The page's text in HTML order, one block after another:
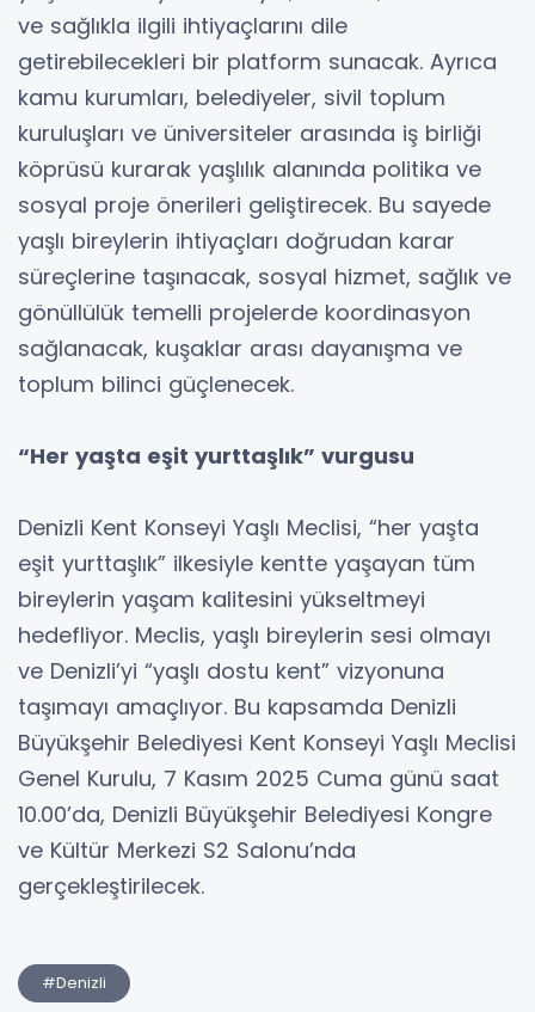
ve sağlıkla ilgili ihtiyaçlarını dile
getirebilecekleri bir platform sunacak. Ayrıca
kamu kurumları, belediyeler, sivil toplum
kuruluşları ve üniversiteler arasında iş birliği
köprüsü kurarak yaşlılık alanında politika ve
sosyal proje önerileri geliştirecek. Bu sayede
yaşlı bireylerin ihtiyaçları doğrudan karar
süreçlerine taşınacak, sosyal hizmet, sağlık ve
gönüllülük temelli projelerde koordinasyon
sağlanacak, kuşaklar arası dayanışma ve
toplum bilinci güçlenecek.
“Her yaşta eşit yurttaşlık” vurgusu
Denizli Kent Konseyi Yaşlı Meclisi, “her yaşta
eşit yurttaşlık” ilkesiyle kentte yaşayan tüm
bireylerin yaşam kalitesini yükseltmeyi
hedefliyor. Meclis, yaşlı bireylerin sesi olmayı
ve Denizli’yi “yaşlı dostu kent” vizyonuna
taşımayı amaçlıyor. Bu kapsamda Denizli
Büyükşehir Belediyesi Kent Konseyi Yaşlı Meclisi
Genel Kurulu, 7 Kasım 2025 Cuma günü saat
10.00’da, Denizli Büyükşehir Belediyesi Kongre
ve Kültür Merkezi S2 Salonu’nda
gerçekleştirilecek.
#Denizli